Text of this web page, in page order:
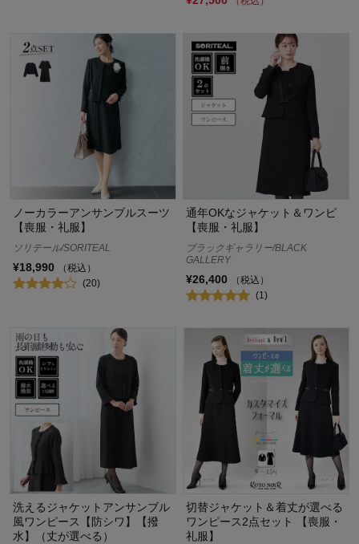
ノーカラーアンサンブルスーツ
【喪服・礼服】
ソリテール/SORITEAL
¥18,990
（税込）
(20)
通年OKなジャケット＆ワンピ
【喪服・礼服】
ブラックギャラリー/BLACK
GALLERY
¥26,400
（税込）
(1)
洗えるジャケットアンサンブル
風ワンピース【防シワ】【撥
水】（丈が選べる）
切替ジャケット＆着丈が選べる
ワンピース2点セット 【喪服・
礼服】